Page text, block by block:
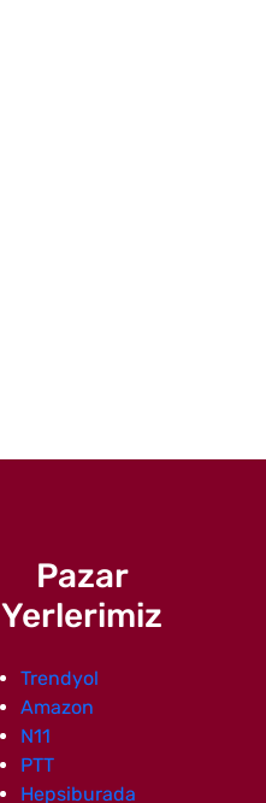
Pazar
Yerlerimiz
Trendyol
Amazon
N11
PTT
Hepsiburada